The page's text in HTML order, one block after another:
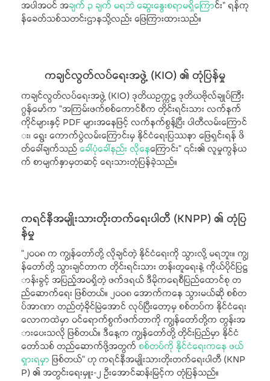
အပါအဝင် အချက် ၃ ချက် မရဘဲ ဆွေးနွေးစရာမရှိကြောင်း” ရန်ကု
န်ခေတ်သစ်သတင်းဌာနသို့လည်း ဖြေကြားထားသည်။
ကချင်လွတ်လပ်ရေးအဖွဲ့ (KIO) ၏ တုံပြန်မှု
ကချင်လွတ်လပ်ရေးအဖွဲ့ (KIO) ဒုတိယဥက္ကဋ္ဌ ဒုတိယဗိုလ်ချုပ်ကြီး
ဂွန်မော်က “အကြမ်းဖက်စစ်ကောင်စီက တိုင်းရင်းသား လက်နက်
ကိုင်များနှင့် PDF များအနေဖြင့် လက်နက်စွန့်ပြီး ပါတီလမ်းကြောင်
း၊ ရွေး ကောက်ပွဲလမ်းကြောင်းမှ နိုင်ငံရေးပြဿနာ ဖြေရှင်းရန် ဖိ
တ်ခေါ်ချက်သည်ခေါ်ပုံခေါ်နည်း လိုနေကြောင်း” ၎င်း၏ လူမှုကွန်ယ
က် စာမျက်နှာမှတဆင့် ရေးသားတုံပြန်ခဲ့သည်။
ကရင်နီအမျိုးသားတိုးတက်ရေးပါတီ (KNPP) ၏ တုံပြ
န်မှု
“၂၀၀၈ က ကျွန်တော်တို့ လိုချင်တဲ့ နိုင်ငံရေးကို သွားလို့ မရဘူး။ ကျွ
န်တော်တို့ သွားချင်တာက တိုင်းရင်းသား တန်းတူရေးနဲ့ ကိုယ်ပိုင်ပြဋ္ဌ
ာန်းခွင့် အပြည့်အဝရှိတဲ့ ဖက်ဒရယ် ဒီမိုကရေစီပြည်ထောင်စု တ
ည်ဆောက်ရေး ဖြစ်တယ်။ ၂၀၀၈ အောက်ကနေ သွားမယ်ဆို စစ်တ
ပ်အာဏာ တည်တံ့ခိုင်မြဲအောင် လုပ်ပြီးတော့မှ စစ်တပ်က နိုင်ငံရေး
လောကထဲမှာ ဝင်ရောက်စွက်ဖက်တာကို ကျွန်တော်တို့က တွန်းအ
ားပေးသလို ဖြစ်တယ်။ ဒီနေ့က ကျွန်တော်တို့ တိုင်းပြည်မှာ နိုင်ငံ
တော်သစ် တည်ဆောက်ဖို့အတွက် စစ်တပ်ကို နိုင်ငံရေးကနေ ဖယ်
ရှားရမှာ ဖြစ်တယ်” ဟု ကရင်နီအမျိုးသားတိုးတက်ရေးပါတီ (KNP
P) ၏ အတွင်းရေးမှူး-၂ ဦးအောင်ဆန်းမြင့်က တုံပြန်သည်။